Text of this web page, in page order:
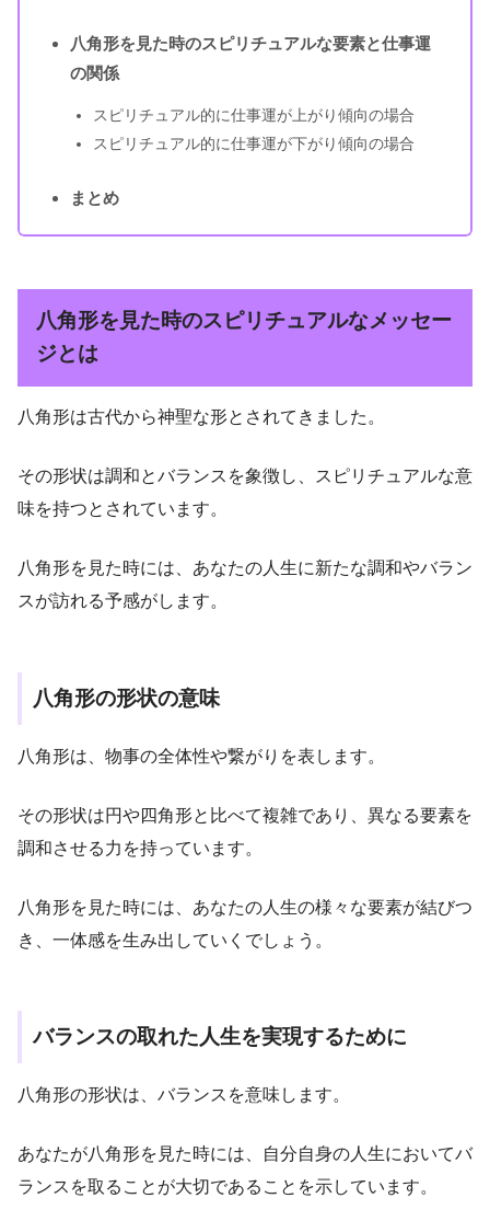
八角形を見た時のスピリチュアルな要素と仕事運
の関係
スピリチュアル的に仕事運が上がり傾向の場合
スピリチュアル的に仕事運が下がり傾向の場合
まとめ
八角形を見た時のスピリチュアルなメッセー
ジとは
八角形は古代から神聖な形とされてきました。
その形状は調和とバランスを象徴し、スピリチュアルな意
味を持つとされています。
八角形を見た時には、あなたの人生に新たな調和やバラン
スが訪れる予感がします。
八角形の形状の意味
八角形は、物事の全体性や繋がりを表します。
その形状は円や四角形と比べて複雑であり、異なる要素を
調和させる力を持っています。
八角形を見た時には、あなたの人生の様々な要素が結びつ
き、一体感を生み出していくでしょう。
バランスの取れた人生を実現するために
八角形の形状は、バランスを意味します。
あなたが八角形を見た時には、自分自身の人生においてバ
ランスを取ることが大切であることを示しています。